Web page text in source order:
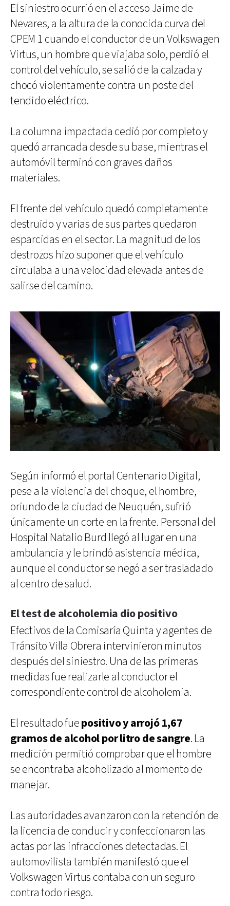
El siniestro ocurrió en el acceso Jaime de
Nevares, a la altura de la conocida curva del
CPEM 1 cuando el conductor de un Volkswagen
Virtus, un hombre que viajaba solo, perdió el
control del vehículo, se salió de la calzada y
chocó violentamente contra un poste del
tendido eléctrico.
La columna impactada cedió por completo y
quedó arrancada desde su base, mientras el
automóvil terminó con graves daños
materiales.
El frente del vehículo quedó completamente
destruido y varias de sus partes quedaron
esparcidas en el sector. La magnitud de los
destrozos hizo suponer que el vehículo
circulaba a una velocidad elevada antes de
salirse del camino.
Según informó el portal Centenario Digital,
pese a la violencia del choque, el hombre,
oriundo de la ciudad de Neuquén, sufrió
únicamente un corte en la frente. Personal del
Hospital Natalio Burd llegó al lugar en una
ambulancia y le brindó asistencia médica,
aunque el conductor se negó a ser trasladado
al centro de salud.
El test de alcoholemia dio positivo
Efectivos de la Comisaría Quinta y agentes de
Tránsito Villa Obrera intervinieron minutos
después del siniestro. Una de las primeras
medidas fue realizarle al conductor el
correspondiente control de alcoholemia.
El resultado fuepositivo y arrojó 1,67
gramos de alcohol por litro de sangre. La
medición permitió comprobar que el hombre
se encontraba alcoholizado al momento de
manejar.
Las autoridades avanzaron con la retención de
la licencia de conducir y confeccionaron las
actas por las infracciones detectadas. El
automovilista también manifestó que el
Volkswagen Virtus contaba con un seguro
contra todo riesgo.